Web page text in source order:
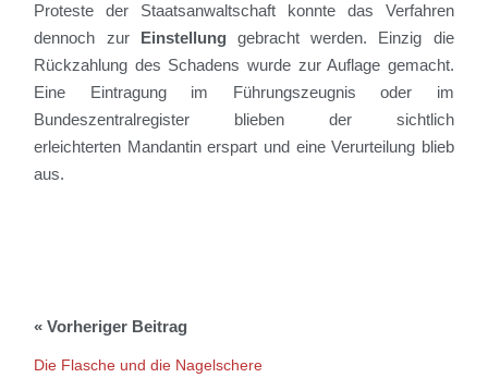
Proteste der Staatsanwaltschaft konnte das Verfahren
dennoch zur Einstellunggebracht werden. Einzig die
Rückzahlung des Schadens wurde zur Auflage gemacht.
Eine Eintragung im Führungszeugnis oder im
Bundeszentralregister blieben dersichtlich
erleichterten Mandantin erspart und eine Verurteilung blieb
aus.
Die Flasche und die Nagelschere